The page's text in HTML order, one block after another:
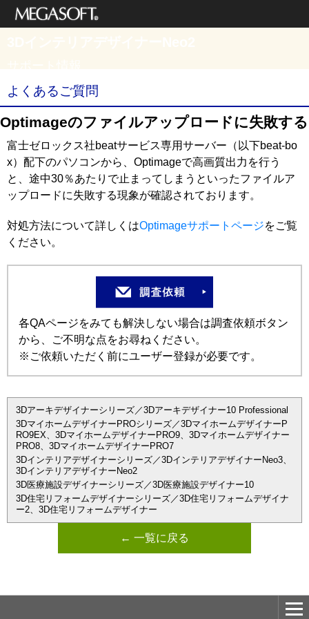
よくあるご質問
Optimageのファイルアップロードに失敗する
富士ゼロックス社beatサービス専用サーバー（以下beat-bo
x）配下のパソコンから、Optimageで高画質出力を行う
と、途中30％あたりで止まってしまうといったファイルア
ップロードに失敗する現象が確認されております。
対処方法について詳しくはOptimageサポートページをご覧
ください。
各QAページをみても解決しない場合は調査依頼ボタン
から、ご不明な点をお尋ねください。
※ご依頼いただく前にユーザー登録が必要です。
3Dアーキデザイナーシリーズ／3Dアーキデザイナー10 Professional
3DマイホームデザイナーPROシリーズ／3DマイホームデザイナーP
RO9EX、3DマイホームデザイナーPRO9、3Dマイホームデザイナー
PRO8、3DマイホームデザイナーPRO7
3Dインテリアデザイナーシリーズ／3DインテリアデザイナーNeo3、
3DインテリアデザイナーNeo2
3D医療施設デザイナーシリーズ／3D医療施設デザイナー10
3D住宅リフォームデザイナーシリーズ／3D住宅リフォームデザイナ
ー2、3D住宅リフォームデザイナー
← 一覧に戻る